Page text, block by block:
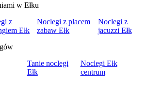
w Ełku
z
Ełk
Noclegi z placem
zabaw Ełk
Noclegi z
jacuzzi Ełk
Tanie noclegi
Ełk
Noclegi Ełk
centrum